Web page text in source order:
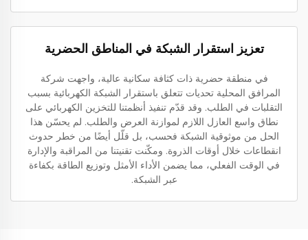
تعزيز استقرار الشبكة في المناطق الحضرية
في منطقة حضرية ذات كثافة سكانية عالية، واجهت شركة
المرافق المحلية تحديات تتعلق باستقرار الشبكة الكهربائية بسبب
التقلبات في الطلب. وقد قدّم تنفيذ أنظمتنا للتخزين الكهربائي على
نطاق واسع العازل اللازم لموازنة العرض والطلب. لم يحسّن هذا
الحل من موثوقية الشبكة فحسب، بل قلّل أيضًا من خطر حدوث
انقطاعات خلال أوقات الذروة. ومكّنت تقنيتنا من المراقبة والإدارة
في الوقت الفعلي، مما يضمن الأداء الأمثل وتوزيع الطاقة بكفاءة
عبر الشبكة.